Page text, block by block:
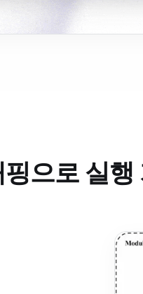
으로 실